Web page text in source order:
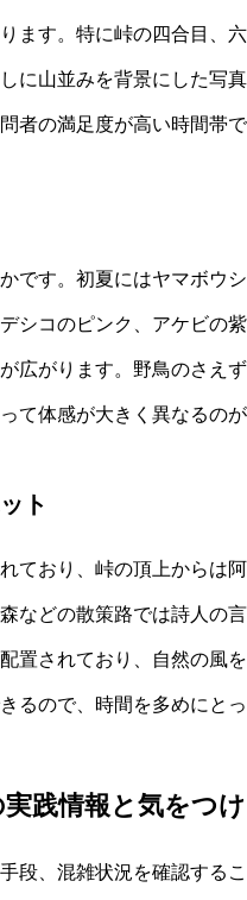
ます。特に峠の四合目、
に山並みを背景にした写
者の満足度が高い時間帯
です。初夏にはヤマボウ
シコのピンク、アケビの
広がります。野鳥のさえ
て体感が大きく異なるの
ト
ており、峠の頂上からは
などの散策路では詩人の
置されており、自然の風
るので、時間を多めにと
践情報と気をつ
段、混雑状況を確認する